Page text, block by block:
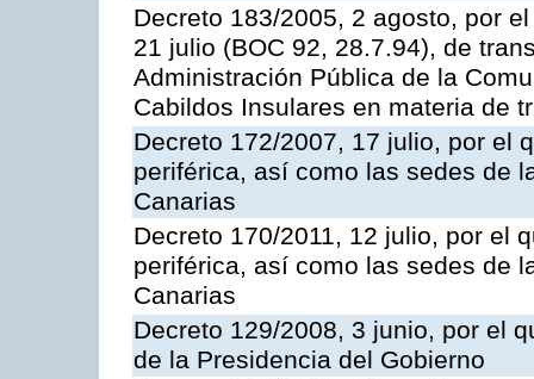
Decreto 183/2005, 2 agosto, por
21 julio (BOC 92, 28.7.94), de
Administración Pública de la
Cabildos Insulares en materia de
Decreto 172/2007, 17 julio, por el
periférica, así como las sedes de
Canarias
Decreto 170/2011, 12 julio, por el
periférica, así como las sedes de
Canarias
Decreto 129/2008, 3 junio, por el
de la Presidencia del Gobierno